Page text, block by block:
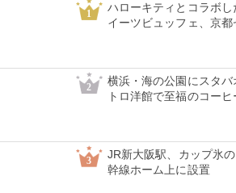
1
ハローキティとコラボ
イーツビュッフェ、京都
2
横浜・海の公園にスタバ
トロ洋館で至福のコーヒ
3
JR新大阪駅、カップ氷
幹線ホーム上に設置